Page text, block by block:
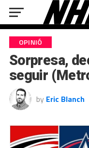
OPINIÓ
Sorpresa,
seguir
by Eric Blanch